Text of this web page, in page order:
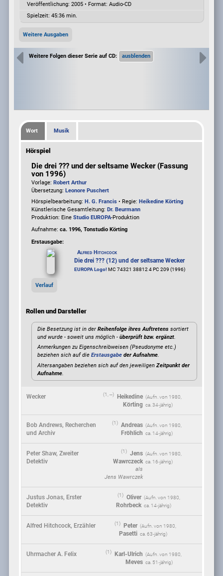
Veröffentlichung: 2005• Format: Audio-CD
Spielzeit: 45:36 min.
Weitere Ausgaben
Weitere Folgen dieser Serie auf CD:
Wort Musik
Hörspiel
Die drei ??? und der seltsame Wecker (Fassung
von 1996)
Vorlage:Robert Arthur
Übersetzung:Leonore Puschert
Hörspielbearbeitung:H. G. Francis • Regie:Heikedine Körting
Künstlerische Gesamtleitung:Dr. Beurmann
Produktion: EineStudio EUROPA-Produktion
Aufnahme:ca. 1996, Tonstudio Körting
Erstausgabe:
Alfred Hitchcock
Die drei ??? (12) und der seltsame Wecker
EUROPA Logo!MC 74321 38812 4 PC 209 (1996)
Verlauf
Rollen und Darsteller
Die Besetzung ist in derReihenfolge ihres Auftretens sortiert
und wurde - soweit uns möglich -überprüft bzw. ergänzt.
Anmerkungen zu Eigenschreibweisen (Pseudonyme etc.)
beziehen sich auf dieErstausgabe der Aufnahme.
Altersangaben beziehen sich auf den jeweiligenZeitpunkt der
Aufnahme.
Wecker (1, --) Heikedine
Körting
( 1980
ca. 34‑jährig)
Bob Andrews, Recherchen
und Archiv
(1) Andreas
Fröhlich
( 1980
ca. 14‑jährig)
Peter Shaw, Zweiter
Detektiv
(1) Jens
Wawrczeck
als
Jens Wawrczek
( 1980
ca. 16‑jährig)
Justus Jonas, Erster
Detektiv
(1) Oliver
Rohrbeck
( 1980
ca. 14‑jährig)
Alfred Hitchcock, Erzähler (1) Peter
Pasetti
( 1980
ca. 63‑jährig)
Uhrmacher A. Felix (1) Karl-Ulrich
Meves
( 1980
ca. 51‑jährig)